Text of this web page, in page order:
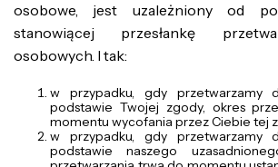
osobowe, jest uzależniony od
stanowiącej przesłankę
osobowych. I tak:
w przypadku, gdy przetwarzamy
podstawie Twojej zgody, okres
momentu wycofania przez Ciebie tej
w przypadku, gdy przetwarzamy
podstawie naszego